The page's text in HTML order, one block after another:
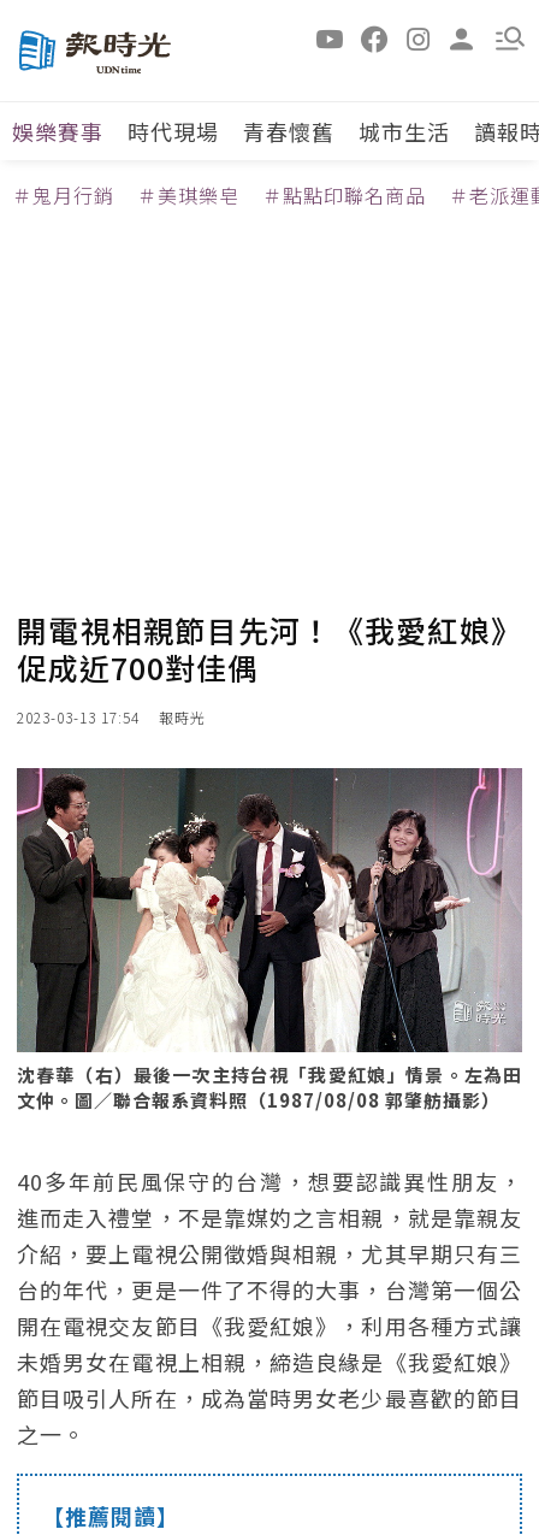
娛樂賽事 時代現場 青春懷舊 城市生活 讀報
＃鬼月行銷 ＃美琪樂皂 ＃點點印聯名商品 ＃老派運
開電視相親節目先河！《我愛紅娘》
促成近700對佳偶
2023-03-13 17:54 報時光
沈春華（右）最後一次主持台視「我愛紅娘」情景。左為田
文仲。圖／聯合報系資料照（1987/08/08 郭肇舫攝影）
40多年前民風保守的台灣，想要認識異性朋友，
進而走入禮堂，不是靠媒妁之言相親，就是靠親友
介紹，要上電視公開徵婚與相親，尤其早期只有三
台的年代，更是一件了不得的大事，台灣第一個公
開在電視交友節目《我愛紅娘》，利用各種方式讓
未婚男女在電視上相親，締造良緣是《我愛紅娘》
節目吸引人所在，成為當時男女老少最喜歡的節目
之一。
【推薦閱讀】